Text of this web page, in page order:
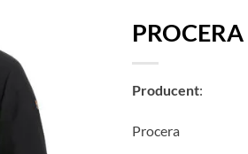
Producent:
Procera